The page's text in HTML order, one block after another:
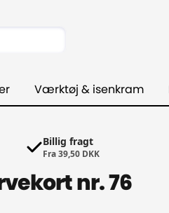
Værktøj & isenkram
Billig fragt
Fra 39,50 DKK
nr. 76